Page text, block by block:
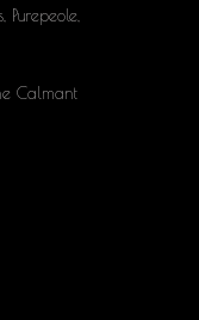
Purepeole,
Calmant